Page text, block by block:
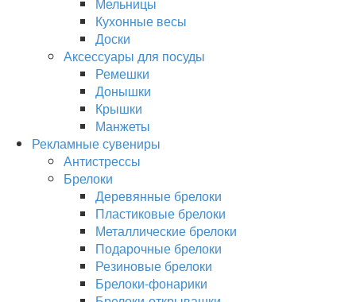
Кухонные весы
Доски
Аксессуары для посуды
Ремешки
Донышки
Крышки
Манжеты
Рекламные сувениры
Антистрессы
Брелоки
Деревянные брелоки
Пластиковые брелоки
Металлические брелоки
Подарочные брелоки
Резиновые брелоки
Брелоки-фонарики